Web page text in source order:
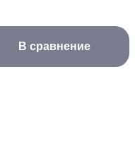
В сравнение